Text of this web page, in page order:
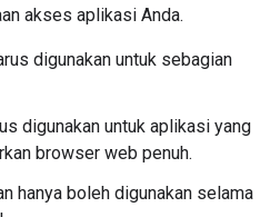
akses aplikasi Anda.
digunakan untuk sebagian
digunakan untuk aplikasi yang
browser web penuh.
hanya boleh digunakan selama